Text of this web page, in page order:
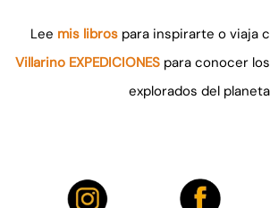
Lee mis libros para inspirarte o viaja
Villarino EXPEDICIONES para conocer
explorados del